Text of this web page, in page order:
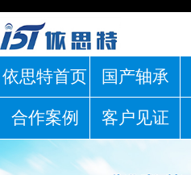
依思特首页 国产轴承
合作案例 客户见证